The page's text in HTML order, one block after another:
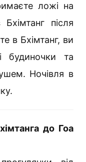
ложі на
після
в Бхімтанг, ви
будиночки та
Ночівля в
до Гоа